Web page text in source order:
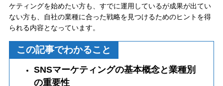
ケティングを始めたい方も、すでに運用しているが成果が出てい
ない方も、自社の業種に合った戦略を見つけるためのヒントを得
られる内容となっています。
この記事でわかること
SNSマーケティングの基本概念と業種別
の重要性